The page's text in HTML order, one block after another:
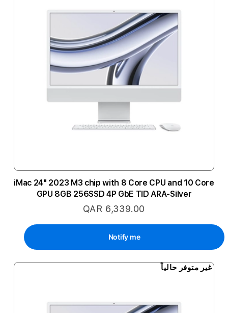
iMac 24" 2023 M3 chip with 8 Core CPU and 10 Core
GPU 8GB 256SSD 4P GbE TID ARA-Silver
QAR 6,339.00
Notify me
غير متوفر حالياً